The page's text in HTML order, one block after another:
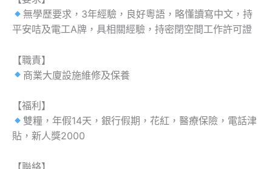
無學歷要求，3年經驗，良好粵語，略懂讀寫中文，持
平安咭及電工A牌，具相關經驗，持密閉空間工作許可證
【職責】
商業大廈設施維修及保養
【福利】
雙糧，年假14天，銀行假期，花紅，醫療保險，電話津
貼，新人獎2000
【聯絡】